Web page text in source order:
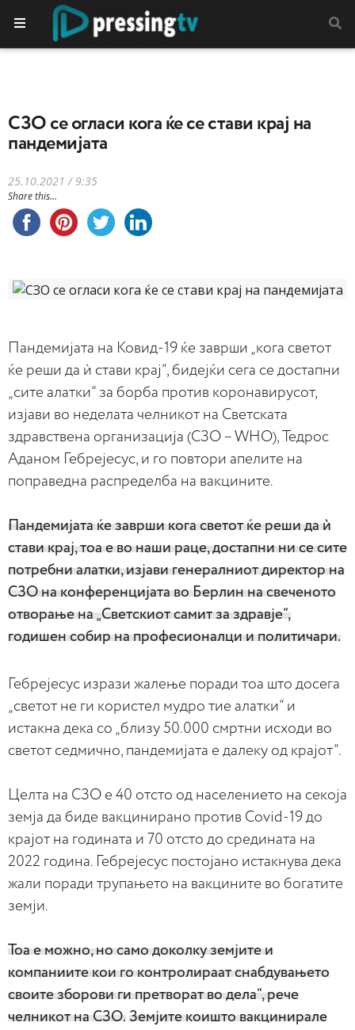
СЗО се огласи кога ќе се стави крај на
пандемијата
25.10.2021 / 9:35
Share this...
Пандемијата на Ковид-19 ќе заврши „кога светот
ќе реши да ѝ стави крај“, бидејќи сега се достапни
„сите алатки“ за борба против коронавирусот,
изјави во неделата челникот на Светската
здравствена организација (СЗО – WHO), Тедрос
Аданом Гебрејесус, и го повтори апелите на
поправедна распределба на вакцините.
Пандемијата ќе заврши кога светот ќе реши да ѝ
стави крај, тоа е во наши раце, достапни ни се сите
потребни алатки, изјави генералниот директор на
СЗО на конференцијата во Берлин на свеченото
отворање на „Светскиот самит за здравје“,
годишен собир на професионалци и политичари.
Гебрејесус изрази жалење поради тоа што досега
„светот не ги користел мудро тие алатки“ и
истакна дека со „близу 50.000 смртни исходи во
светот седмично, пандемијата е далеку од крајот“.
Целта на СЗО е 40 отсто од населението на секоја
земја да биде вакцинирано против Covid-19 до
крајот на годината и 70 отсто до средината на
2022 година. Гебрејесус постојано истакнува дека
жали поради трупањето на вакцините во богатите
земји.
Тоа е можно, но само доколку земјите и
компаниите кои го контролираат снабдувањето
своите зборови ги претворат во дела“, рече
челникот на СЗО. Земјите коишто вакцинирале